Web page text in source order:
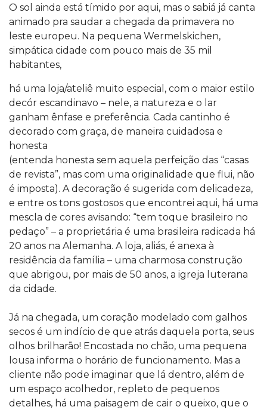
O sol ainda está tímido por aqui, mas o sabiá já canta
animado pra saudar a chegada da primavera no
leste europeu. Na pequena Wermelskichen,
simpática cidade com pouco mais de 35 mil
habitantes,
há uma loja/ateliê muito especial, com o maior estilo
decór escandinavo – nele, a natureza e o lar
ganham ênfase e preferência. Cada cantinho é
decorado com graça, de maneira cuidadosa e
honesta
(entenda honesta sem aquela perfeição das “casas
de revista”, mas com uma originalidade que flui, não
é imposta). A decoração é sugerida com delicadeza,
e entre os tons gostosos que encontrei aqui, há uma
mescla de cores avisando: “tem toque brasileiro no
pedaço” – a proprietária é uma brasileira radicada há
20 anos na Alemanha. A loja, aliás, é anexa à
residência da família – uma charmosa construção
que abrigou, por mais de 50 anos, a igreja luterana
da cidade.
Já na chegada, um coração modelado com galhos
secos é um indício de que atrás daquela porta, seus
olhos brilharão! Encostada no chão, uma pequena
lousa informa o horário de funcionamento. Mas a
cliente não pode imaginar que lá dentro, além de
um espaço acolhedor, repleto de pequenos
detalhes, há uma paisagem de cair o queixo, que o